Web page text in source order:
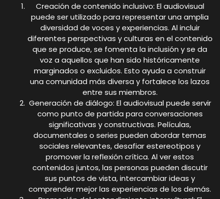
Creación de contenido inclusivo: El audiovisual
puede ser utilizado para representar una amplia
diversidad de voces y experiencias. Al incluir
diferentes perspectivas y culturas en el contenido
que se produce, se fomenta la inclusión y se da
voz a aquellos que han sido históricamente
marginados o excluidos. Esto ayuda a construir
una comunidad más diversa y fortalece los lazos
entre sus miembros.
Generación de diálogo: El audiovisual puede servir
como punto de partida para conversaciones
significativas y constructivas. Películas,
documentales o series pueden abordar temas
sociales relevantes, desafiar estereotipos y
promover la reflexión crítica. Al ver estos
contenidos juntos, las personas pueden discutir
sus puntos de vista, intercambiar ideas y
comprender mejor las experiencias de los demás.